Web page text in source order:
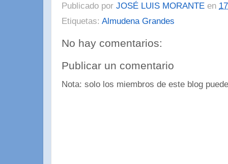
Publicado por JOSÉ LUIS MORANTE en
Etiquetas: Almudena Grandes
No hay comentarios:
Publicar un comentario
Nota: solo los miembros de este blog